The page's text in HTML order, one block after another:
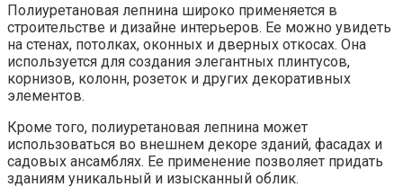
Полиуретановая лепнина широко применяется в
строительстве и дизайне интерьеров. Ее можно увидеть
на стенах, потолках, оконных и дверных откосах. Она
используется для создания элегантных плинтусов,
корнизов, колонн, розеток и других декоративных
элементов.
Кроме того, полиуретановая лепнина может
использоваться во внешнем декоре зданий, фасадах и
садовых ансамблях. Ее применение позволяет придать
зданиям уникальный и изысканный облик.